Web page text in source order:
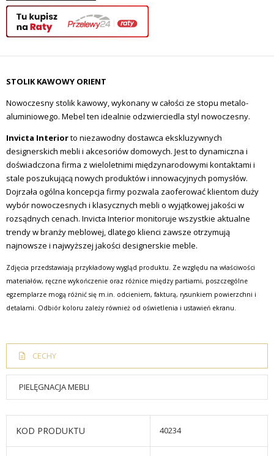
STOLIK KAWOWY ORIENT
Nowoczesny stolik kawowy, wykonany w całości ze stopu metalo-
aluminiowego. Mebel ten idealnie odzwierciedla styl nowoczesny.
Invicta Interiorto niezawodny dostawca ekskluzywnych
designerskich mebli i akcesoriów domowych. Jest to dynamiczna i
doświadczona firma z wieloletnimi międzynarodowymi kontaktami i
stale poszukującą nowych produktów i innowacyjnych pomysłów.
Dojrzała ogólna koncepcja firmy pozwala zaoferować klientom duży
wybór nowoczesnych i klasycznych mebli o wyjątkowej jakości w
rozsądnych cenach. Invicta Interior monitoruje wszystkie aktualne
trendy w branży meblowej, dlatego klienci zawsze otrzymują
najnowsze i najwyższej jakości designerskie meble.
Zdjęcia przedstawiają przykładowy wygląd produktu. Ze względu na właściwości
materiałów, ręczne wykończenie oraz różnice między partiami, poszczególne
egzemplarze mogą różnić się m.in. odcieniem, fakturą, rysunkiem powierzchni i
detalami. Odbiór koloru zależy również od oświetlenia i ustawień ekranu.
CECHY
PIELĘGNACJA MEBLI
KOD PRODUKTU 40234